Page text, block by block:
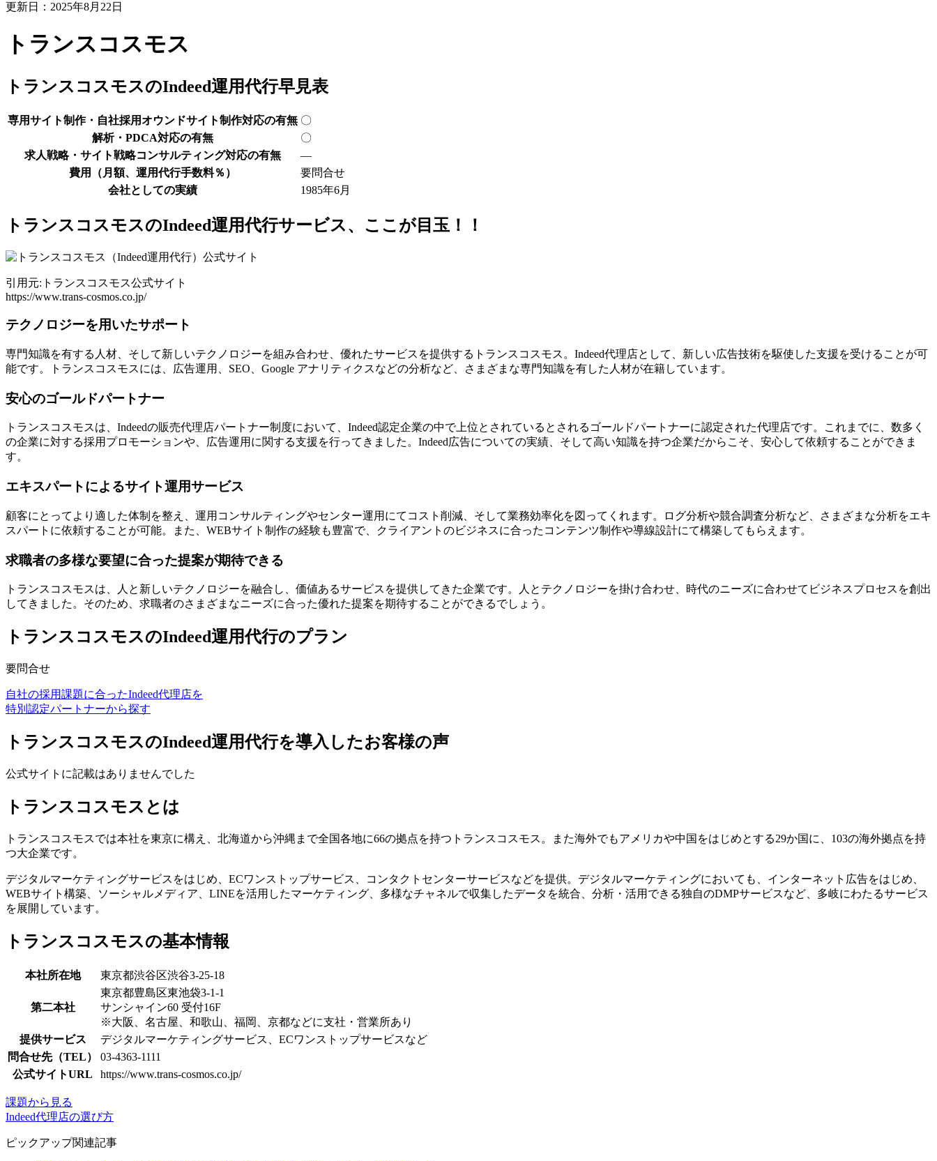
更新日：2025年8月22日
トランスコスモス
トランスコスモスのIndeed運用代行早見表
専用サイト制作・自社採用オウンドサイト制作対応の有無 〇
解析・PDCA対応の有無
〇
求人戦略・サイト戦略コンサルティング対応の有無
―
費用（月額、運用代行手数料％）
要問合せ
会社としての実績
1985年6月
トランスコスモスのIndeed運用代行サービス、ここが目玉！！
引用元:トランスコスモス公式サイト
https://www.trans-cosmos.co.jp/
テクノロジーを用いたサポート
専門知識を有する人材、そして新しいテクノロジーを組み合わせ、優れたサービスを提供するトランスコスモス。Indeed代理店として、新しい広告技術を駆使した支援を受けることが可
能です。トランスコスモスには、広告運用、SEO、Google アナリティクスなどの分析など、さまざまな専門知識を有した人材が在籍しています。
安心のゴールドパートナー
トランスコスモスは、Indeedの販売代理店パートナー制度において、Indeed認定企業の中で上位とされているとされるゴールドパートナーに認定された代理店です。これまでに、数多く
の企業に対する採用プロモーションや、広告運用に関する支援を行ってきました。Indeed広告についての実績、そして高い知識を持つ企業だからこそ、安心して依頼することができま
す。
エキスパートによるサイト運用サービス
顧客にとってより適した体制を整え、運用コンサルティングやセンター運用にてコスト削減、そして業務効率化を図ってくれます。ログ分析や競合調査分析など、さまざまな分析をエキ
スパートに依頼することが可能。また、WEBサイト制作の経験も豊富で、クライアントのビジネスに合ったコンテンツ制作や導線設計にて構築してもらえます。
求職者の多様な要望に合った提案が期待できる
トランスコスモスは、人と新しいテクノロジーを融合し、価値あるサービスを提供してきた企業です。人とテクノロジーを掛け合わせ、時代のニーズに合わせてビジネスプロセスを創出
してきました。そのため、求職者のさまざまなニーズに合った優れた提案を期待することができるでしょう。
トランスコスモスのIndeed運用代行のプラン
要問合せ
自社の採用課題に合ったIndeed代理店を
特別認定パートナーから探す
トランスコスモスのIndeed運用代行を導入したお客様の声
公式サイトに記載はありませんでした
トランスコスモスとは
トランスコスモスでは本社を東京に構え、北海道から沖縄まで全国各地に66の拠点を持つトランスコスモス。また海外でもアメリカや中国をはじめとする29か国に、103の海外拠点を持
つ大企業です。
デジタルマーケティングサービスをはじめ、ECワンストップサービス、コンタクトセンターサービスなどを提供。デジタルマーケティングにおいても、インターネット広告をはじめ、
WEBサイト構築、ソーシャルメディア、LINEを活用したマーケティング、多様なチャネルで収集したデータを統合、分析・活用できる独自のDMPサービスなど、多岐にわたるサービス
を展開しています。
トランスコスモスの基本情報
本社所在地 東京都渋谷区渋谷3-25-18
第二本社
東京都豊島区東池袋3-1-1
サンシャイン60 受付16F
※大阪、名古屋、和歌山、福岡、京都などに支社・営業所あり
提供サービス
デジタルマーケティングサービス、ECワンストップサービスなど
問合せ先（TEL）
03-4363-1111
公式サイトURL
https://www.trans-cosmos.co.jp/
課題から見る
Indeed代理店の選び方
ピックアップ関連記事